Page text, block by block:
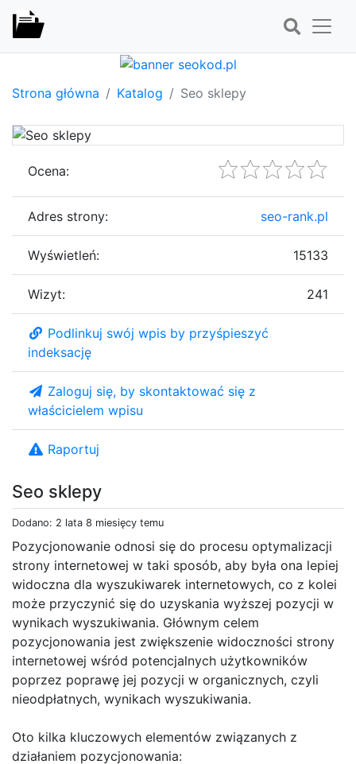
Strona główna Katalog Seo sklepy
Seo sklepy
Dodano: 2 lata 8 miesięcy temu
Pozycjonowanie odnosi się do procesu optymalizacji
strony internetowej w taki sposób, aby była ona lepiej
widoczna dla wyszukiwarek internetowych, co z kolei
może przyczynić się do uzyskania wyższej pozycji w
wynikach wyszukiwania. Głównym celem
pozycjonowania jest zwiększenie widoczności strony
internetowej wśród potencjalnych użytkowników
poprzez poprawę jej pozycji w organicznych, czyli
nieodpłatnych, wynikach wyszukiwania.
Oto kilka kluczowych elementów związanych z
działaniem pozycjonowania:
Ocena:
Adres strony: seo-rank.pl
Wyświetleń: 15133
Wizyt: 241
Podlinkuj swój wpis by przyśpieszyć
indeksację
Zaloguj się, by skontaktować się z
właścicielem wpisu
Raportuj